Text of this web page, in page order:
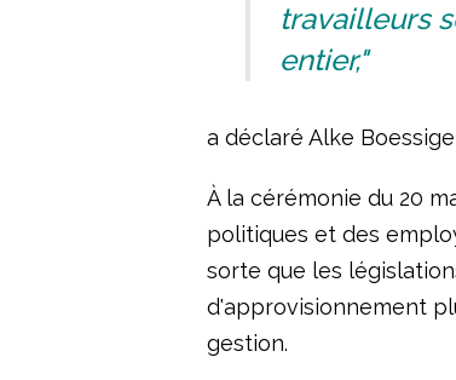
travailleurs
entier,"
a déclaré Alke
À la cérémonie du 20
politiques et des
sorte que les
d'approvisionnement
gestion.